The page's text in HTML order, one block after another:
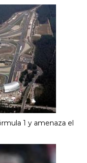
1 y amenaza el